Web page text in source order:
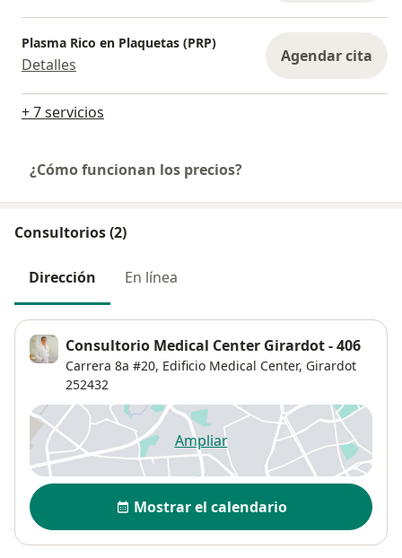
Plasma Rico en Plaquetas (PRP)
Detalles Agendar cita
+ 7 servicios
¿Cómo funcionan los precios?
Consultorios (2)
Dirección En línea
Consultorio Medical Center Girardot - 406
Carrera 8a #20, Edificio Medical Center, Girardot
252432
Ampliarse abre en una nueva
Disponibilidad
Mostrar el calendario